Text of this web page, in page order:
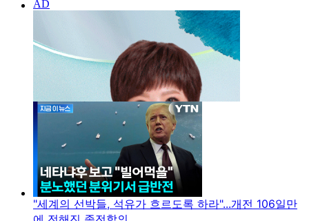
"세계의 선박들, 석유가 흐르도록 하라"...개전 106일만